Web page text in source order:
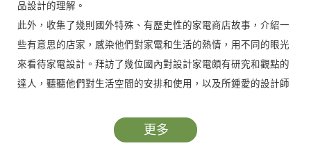
品設計的理解。
此外，收集了幾則國外特殊、有歷史性的家電商店故事，介紹一
些有意思的店家，感染他們對家電和生活的熱情，用不同的眼光
來看待家電設計。拜訪了幾位國內對設計家電頗有研究和觀點的
達人，聽聽他們對生活空間的安排和使用，以及所鍾愛的設計師
更多